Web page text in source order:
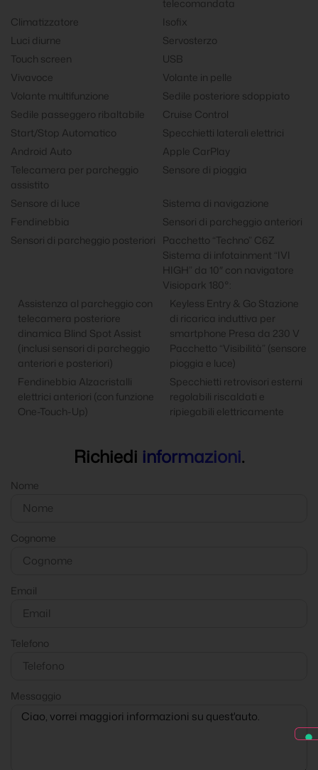
telecomandata
Climatizzatore
Isofix
Luci diurne
Servosterzo
Touch screen
USB
Vivavoce
Volante in pelle
Volante multifunzione
Sedile posteriore sdoppiato
Sedile passeggero ribaltabile
Cruise Control
Start/Stop Automatico
Specchietti laterali elettrici
Android Auto
Apple CarPlay
Telecamera per parcheggio
assistito
Sensore di pioggia
Sensore di luce
Sistema di navigazione
Fendinebbia
Sensori di parcheggio anteriori
Sensori di parcheggio posteriori
Pacchetto “Techno” C6Z
Sistema di infotainment “IVI
HIGH” da 10″ con navigatore
Visiopark 180°:
Assistenza al parcheggio con
telecamera posteriore
dinamica Blind Spot Assist
(inclusi sensori di parcheggio
anteriori e posteriori)
Keyless Entry & Go Stazione
di ricarica induttiva per
smartphone Presa da 230 V
Pacchetto “Visibilità” (sensore
pioggia e luce)
Fendinebbia Alzacristalli
elettrici anteriori (con funzione
One-Touch-Up)
Specchietti retrovisori esterni
regolabili riscaldati e
ripiegabili elettricamente
Richiedi informazioni.
Nome
Cognome
Email
Telefono
Messaggio